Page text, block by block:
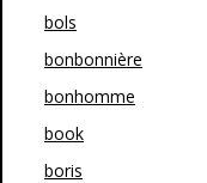
bols
bonbonnière
bonhomme
book
boris